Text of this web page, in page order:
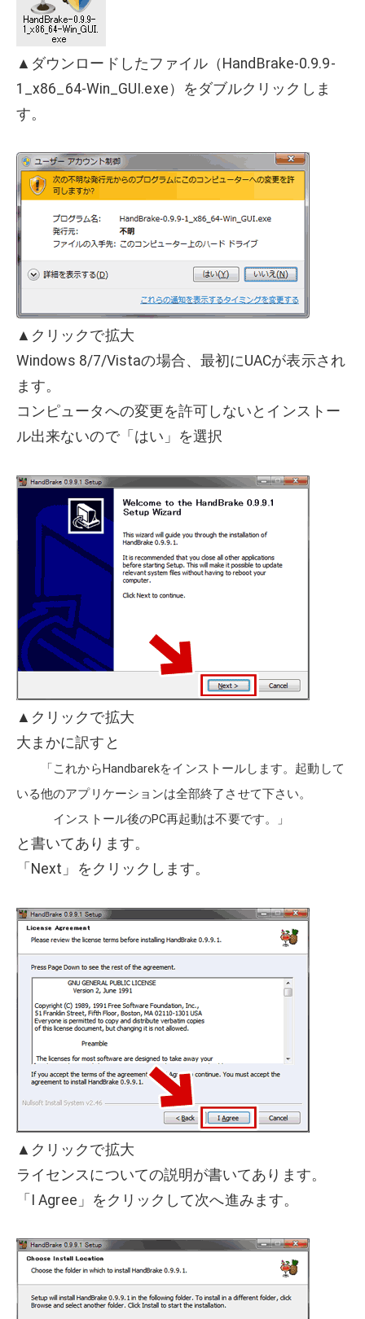
▲ダウンロードしたファイル（HandBrake-0.9.9-
1_x86_64-Win_GUI.exe）をダブルクリックしま
す。
▲クリックで拡大
Windows 8/7/Vistaの場合、最初にUACが表示され
ます。
コンピュータへの変更を許可しないとインストー
ル出来ないので「はい」を選択
▲クリックで拡大
大まかに訳すと
「これからHandbarekをインストールします。起動して
いる他のアプリケーションは全部終了させて下さい。
インストール後のPC再起動は不要です。」
と書いてあります。
「Next」をクリックします。
▲クリックで拡大
ライセンスについての説明が書いてあります。
「I Agree」をクリックして次へ進みます。